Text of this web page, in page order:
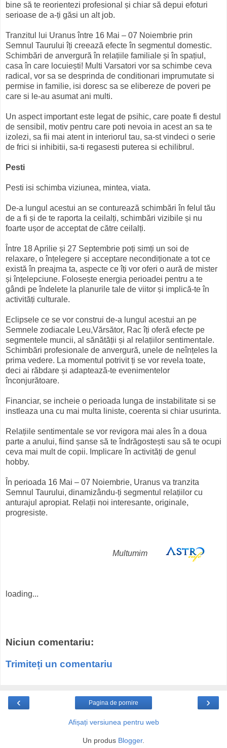
bine să te reorientezi profesional și chiar să depui efoturi
serioase de a-ți găsi un alt job.
Tranzitul lui Uranus între 16 Mai – 07 Noiembrie prin
Semnul Taurului îți creează efecte în segmentul domestic.
Schimbări de anvergură în relațiile familiale și în spațiul,
casa în care locuiești! Multi Varsatori vor sa schimbe ceva
radical, vor sa se desprinda de conditionari imprumutate si
permise in familie, isi doresc sa se elibereze de poveri pe
care si le-au asumat ani multi.
Un aspect important este legat de psihic, care poate fi destul
de sensibil, motiv pentru care poti nevoia in acest an sa te
izolezi, sa fii mai atent in interiorul tau, sa-st vindeci o serie
de frici si inhibitii, sa-ti regasesti puterea si echilibrul.
Pesti
Pesti isi schimba viziunea, mintea, viata.
De-a lungul acestui an se conturează schimbări în felul tău
de a fi și de te raporta la ceilalți, schimbări vizibile și nu
foarte ușor de acceptat de către ceilalți.
Între 18 Aprilie și 27 Septembrie poți simți un soi de
relaxare, o înțelegere și acceptare necondiționate a tot ce
există în preajma ta, aspecte ce îți vor oferi o aură de mister
și înțelepciune. Folosește energia perioadei pentru a te
gândi pe îndelete la planurile tale de viitor și implică-te în
activități culturale.
Eclipsele ce se vor construi de-a lungul acestui an pe
Semnele zodiacale Leu,Vărsător, Rac îți oferă efecte pe
segmentele muncii, al sănătății și al relațiilor sentimentale.
Schimbări profesionale de anvergură, unele de neînțeles la
prima vedere. La momentul potrivit ți se vor revela toate,
deci ai răbdare și adaptează-te evenimentelor
înconjurătoare.
Financiar, se incheie o perioada lunga de instabilitate si se
instleaza una cu mai multa liniste, coerenta si chiar usurinta.
Relațiile sentimentale se vor revigora mai ales în a doua
parte a anului, fiind șanse să te îndrăgostești sau să te ocupi
ceva mai mult de copii. Implicare în activități de genul
hobby.
În perioada 16 Mai – 07 Noiembrie, Uranus va tranzita
Semnul Taurului, dinamizându-ți segmentul relațiilor cu
anturajul apropiat. Relații noi interesante, originale,
progresiste.
Multumim
loading...
Niciun comentariu:
Trimiteți un comentariu
‹ ›
Pagina de pornire
Afișați versiunea pentru web
Un produs Blogger.